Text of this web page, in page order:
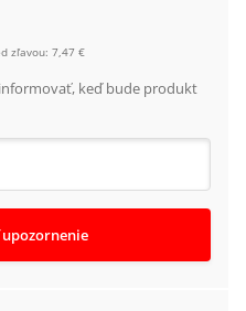
zľavou: 7,47 €
keď bude produkt